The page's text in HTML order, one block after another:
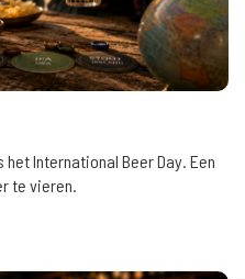
International Beer Day. Een
te vieren.